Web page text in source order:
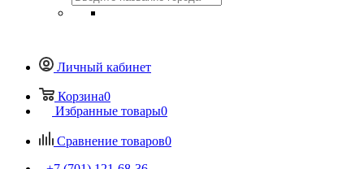
Личный кабинет
Корзина0
Избранные товары0
Сравнение товаров0